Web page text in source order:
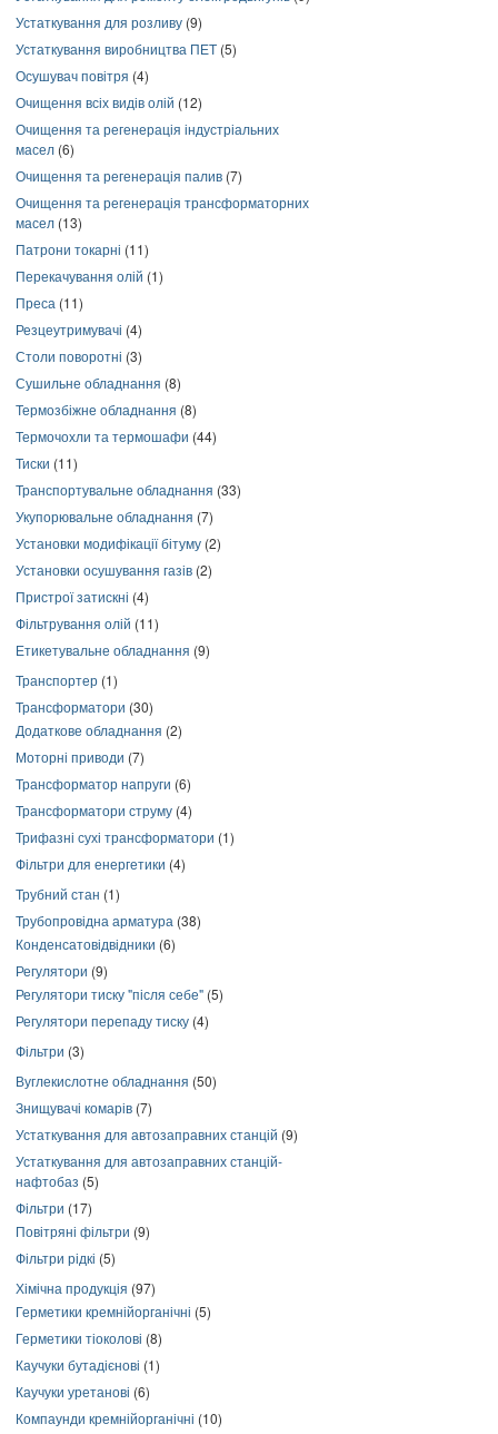
Устаткування для розливу (9)
Устаткування виробництва ПЕТ (5)
Осушувач повітря (4)
Очищення всіх видів олій (12)
Очищення та регенерація індустріальних
масел (6)
Очищення та регенерація палив (7)
Очищення та регенерація трансформаторних
масел (13)
Патрони токарні (11)
Перекачування олій (1)
Преса (11)
Резцеутримувачі (4)
Столи поворотні (3)
Сушильне обладнання (8)
Термозбіжне обладнання (8)
Термочохли та термошафи (44)
Тиски (11)
Транспортувальне обладнання (33)
Укупорювальне обладнання (7)
Установки модифікації бітуму (2)
Установки осушування газів (2)
Пристрої затискні (4)
Фільтрування олій (11)
Етикетувальне обладнання (9)
Транспортер (1)
Трансформатори (30)
Додаткове обладнання (2)
Моторні приводи (7)
Трансформатор напруги (6)
Трансформатори струму (4)
Трифазні сухі трансформатори (1)
Фільтри для енергетики (4)
Трубний стан (1)
Трубопровідна арматура (38)
Конденсатовідвідники (6)
Регулятори (9)
Регулятори тиску "після себе" (5)
Регулятори перепаду тиску (4)
Фільтри (3)
Вуглекислотне обладнання (50)
Знищувачі комарів (7)
Устаткування для автозаправних станцій (9)
Устаткування для автозаправних станцій-
нафтобаз (5)
Фільтри (17)
Повітряні фільтри (9)
Фільтри рідкі (5)
Хімічна продукція (97)
Герметики кремнійорганічні (5)
Герметики тіоколові (8)
Каучуки бутадієнові (1)
Каучуки уретанові (6)
Компаунди кремнійорганічні (10)